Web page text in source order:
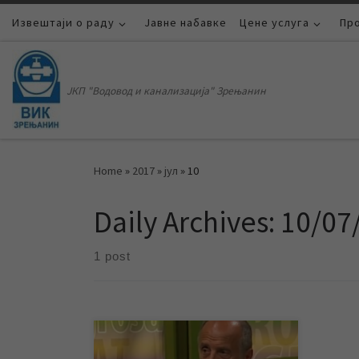
Skip to content
Извештаји о раду Јавне набавке Цене услуга
ЈКП "Водовод и канализација" Зрењанин
Home » 2017 » јул » 10
Daily Archives: 10/
1 post
Гостујући у емисији „АГРОСАТ“ на